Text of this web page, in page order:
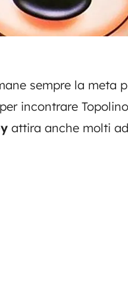
sempre la meta
incontrare
attira anche molti